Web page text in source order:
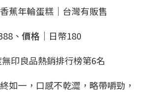
蕉年輪蛋糕｜台灣有販售
、 價格｜ 日幣180
印良品熱銷排行榜第6名
如一，口感不乾澀，略帶嚼勁，